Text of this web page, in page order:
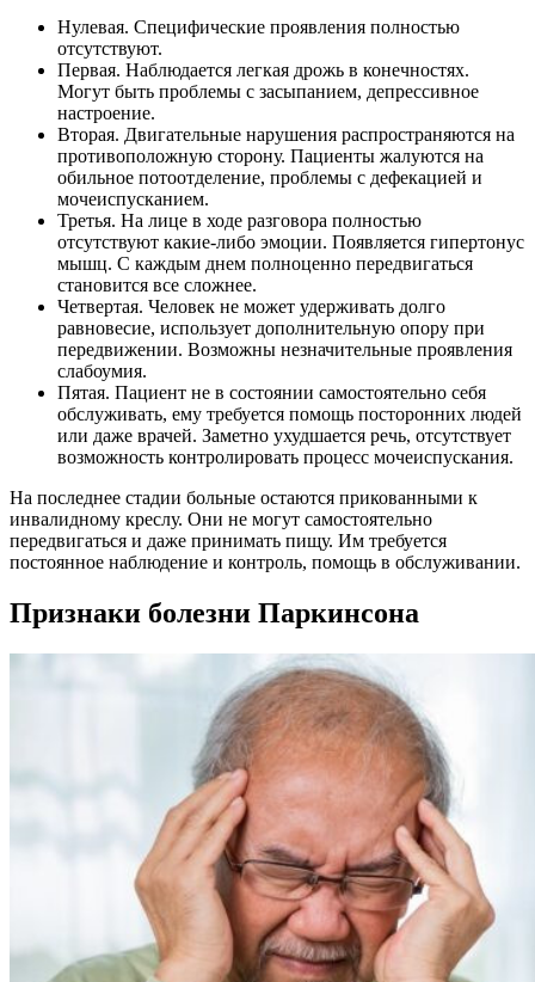
Нулевая. Специфические проявления полностью
отсутствуют.
Первая. Наблюдается легкая дрожь в конечностях.
Могут быть проблемы с засыпанием, депрессивное
настроение.
Вторая. Двигательные нарушения распространяются на
противоположную сторону. Пациенты жалуются на
обильное потоотделение, проблемы с дефекацией и
мочеиспусканием.
Третья. На лице в ходе разговора полностью
отсутствуют какие-либо эмоции. Появляется гипертонус
мышц. С каждым днем полноценно передвигаться
становится все сложнее.
Четвертая. Человек не может удерживать долго
равновесие, использует дополнительную опору при
передвижении. Возможны незначительные проявления
слабоумия.
Пятая. Пациент не в состоянии самостоятельно себя
обслуживать, ему требуется помощь посторонних людей
или даже врачей. Заметно ухудшается речь, отсутствует
возможность контролировать процесс мочеиспускания.
На последнее стадии больные остаются прикованными к
инвалидному креслу. Они не могут самостоятельно
передвигаться и даже принимать пищу. Им требуется
постоянное наблюдение и контроль, помощь в обслуживании.
Признаки болезни Паркинсона